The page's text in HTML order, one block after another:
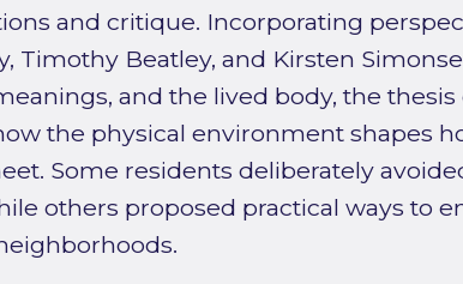
and critique. Incorporating
Timothy Beatley, and Kirsten
and the lived body, the
the physical environment shapes
Some residents deliberately
others proposed practical ways to